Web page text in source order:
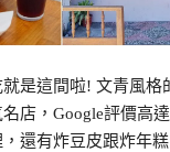
是這間啦! 文青風格
店，Google評價高
還有炸豆皮跟炸年